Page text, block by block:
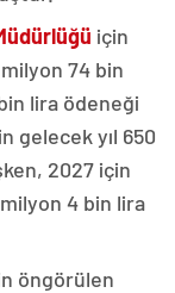
için
74 bin
lira ödeneği
gelecek yıl 650
2027 için
4 bin lira
öngörülen